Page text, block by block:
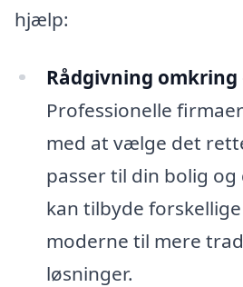
hjælp:
Rådgivning omkring
Professionelle
med at vælge det
passer til din bolig og
kan tilbyde
moderne til mere
løsninger.